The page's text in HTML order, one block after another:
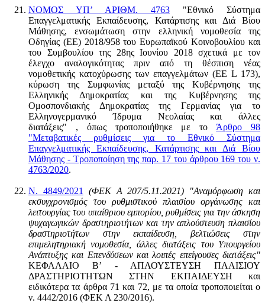
ΝΟΜΟΣ ΥΠ’ ΑΡΙΘΜ. 4763 "Εθνικό Σύστημα
Επαγγελματικής Εκπαίδευσης, Κατάρτισης και Διά Βίου
Μάθησης, ενσωμάτωση στην ελληνική νομοθεσία της
Οδηγίας (ΕΕ) 2018/958 του Ευρωπαϊκού Κοινοβουλίου και
του Συμβουλίου της 28ης Ιουνίου 2018 σχετικά με τον
έλεγχο αναλογικότητας πριν από τη θέσπιση νέας
νομοθετικής κατοχύρωσης των επαγγελμάτων (EE L 173),
κύρωση της Συμφωνίας μεταξύ της Κυβέρνησης της
Ελληνικής Δημοκρατίας και της Κυβέρνησης της
Ομοσπονδιακής Δημοκρατίας της Γερμανίας για το
Ελληνογερμανικό Ίδρυμα Νεολαίας και άλλες
διατάξεις" , όπως τροποποιήθηκε με το Άρθρο 98
"Μεταβατικές ρυθμίσεις για το Εθνικό Σύστημα
Επαγγελματικής Εκπαίδευσης, Κατάρτισης και Διά Βίου
Μάθησης - Τροποποίηση της παρ. 17 του άρθρου 169 του ν.
4763/2020.
Ν. 4849/2021
(ΦΕΚ Α 207/5.11.2021) "Αναμόρφωση και
εκσυγχρονισμός του ρυθμιστικού πλαισίου οργάνωσης και
λειτουργίας του υπαίθριου εμπορίου, ρυθμίσεις για την άσκηση
ψυχαγωγικών δραστηριοτήτων και την απλούστευση πλαισίου
δραστηριοτήτων στην εκπαίδευση, βελτιώσεις στην
επιμελητηριακή νομοθεσία, άλλες διατάξεις του Υπουργείου
Ανάπτυξης και Επενδύσεων και λοιπές επείγουσες διατάξεις"
ΚΕΦΑΛΑΙΟ Β’ - ΑΠΛΟΥΣΤΕΥΣΗ ΠΛΑΙΣΙΟΥ
ΔΡΑΣΤΗΡΙΟΤΗΤΩΝ ΣΤΗΝ ΕΚΠΑΙΔΕΥΣΗ και
ειδικότερα τα άρθρα 71 και 72, με τα οποία τροποποιείται ο
ν. 4442/2016 (ΦΕΚ Α 230/2016).